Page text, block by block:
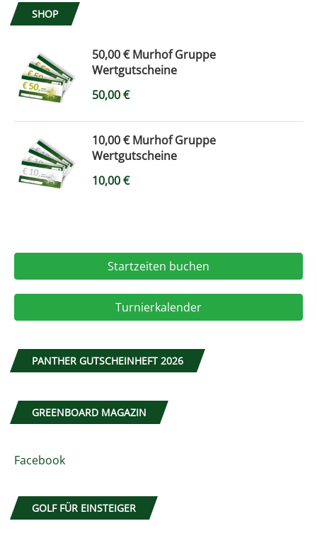
SHOP
50,00 € Murhof Gruppe
Wertgutscheine
50,00€
10,00 € Murhof Gruppe
Wertgutscheine
10,00€
Startzeiten buchen
Turnierkalender
PANTHER GUTSCHEINHEFT 2026
GREENBOARD MAGAZIN
Facebook
GOLF FÜR EINSTEIGER